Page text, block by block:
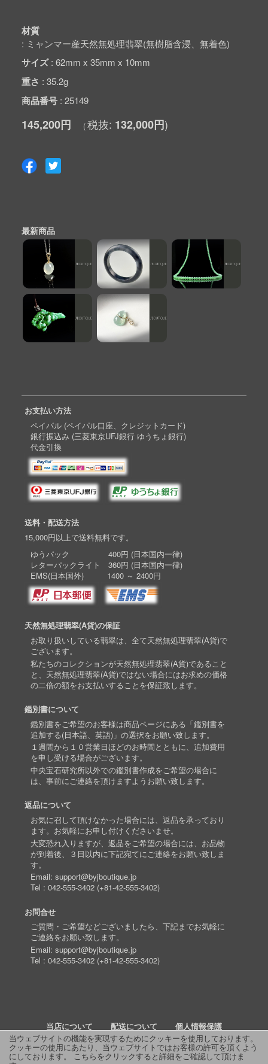
当ウェブサイトの機能を実現するためにクッキーを使用しております。
クッキーの使用にあたり、当ウェブサイトではお客様の許可を頂くよう
にしております。 こちらをクリックすると詳細をご確認して頂けま
材質
ミャンマー産天然無処理翡翠(無樹脂含浸、無着色)
サイズ 62mm x 35mm x 10mm
重さ 35.2g
商品番号 25149
145,200円 132,000円
最新商品
お支払い方法
ペイパル (ペイパル口座、クレジットカード)
銀行振込み (三菱東京UFJ銀行 ゆうちょ銀行)
代金引換
送料・配送方法
15,000円以上で送料無料です。
ゆうパック 400円 (日本国内一律)
レターパックライト 360円 (日本国内一律)
EMS(日本国外) 1400 ～ 2400円
天然無処理翡翠(A貨)の保証
お取り扱いしている翡翠は、全て天然無処理翡翠(A貨)で
ございます。
私たちのコレクションが天然無処理翡翠(A貨)であること
と、天然無処理翡翠(A貨)ではない場合にはお求めの価格
の二倍の額をお支払いすることを保証致します。
鑑別書について
鑑別書をご希望のお客様は商品ページにある「鑑別書を
追加する(日本語、英語)」の選択をお願い致します。
１週間から１０営業日ほどのお時間とともに、追加費用
を申し受ける場合がございます。
中央宝石研究所以外での鑑別書作成をご希望の場合に
は、事前にご連絡を頂けますようお願い致します。
返品について
お気に召して頂けなかった場合には、返品を承っており
ます。お気軽にお申し付けくださいませ。
大変恐れ入りますが、返品をご希望の場合には、お品物
が到着後、３日以内に下記宛てにご連絡をお願い致しま
す。
Email: support@byjboutique.jp
Tel : 042-555-3402(+81-42-555-3402)
お問合せ
ご質問・ご希望などございましたら、下記までお気軽に
ご連絡をお願い致します。
Email: support@byjboutique.jp
Tel : 042-555-3402(+81-42-555-3402)
当店について 配送について
個人情報保護
詳細検索
よくあるご質問 お問い合わせ RSS